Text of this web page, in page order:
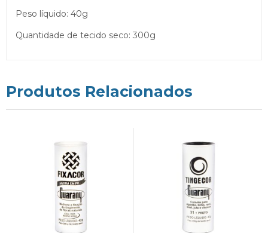
Peso líquido: 40g
Quantidade de tecido seco: 300g
Produtos Relacionados